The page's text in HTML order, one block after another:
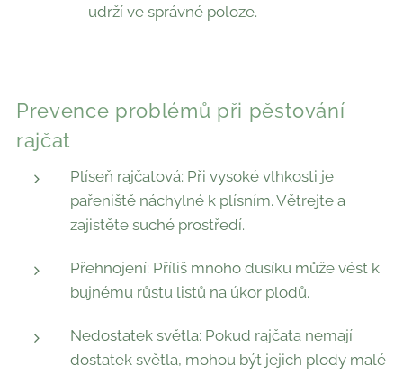
udrží ve správné poloze.
Prevence problémů při pěstování
rajčat
Plíseň rajčatová: Při vysoké vlhkosti je
pařeniště náchylné k plísním. Větrejte a
zajistěte suché prostředí.
Přehnojení: Příliš mnoho dusíku může vést k
bujnému růstu listů na úkor plodů.
Nedostatek světla: Pokud rajčata nemají
dostatek světla, mohou být jejich plody malé